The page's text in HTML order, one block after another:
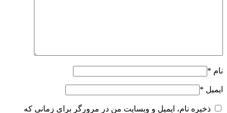
نام *
ایمیل *
ذخیره نام، ایمیل و وبسایت من در مرورگر برای زمانی که